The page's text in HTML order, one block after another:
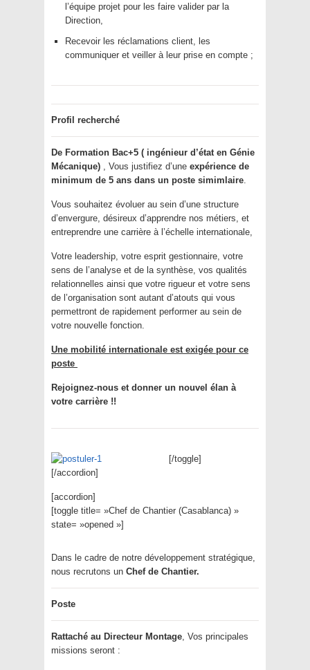
l’équipe projet pour les faire valider par la
Direction,
Recevoir les réclamations client, les
communiquer et veiller à leur prise en compte ;
Profil recherché
De Formation Bac+5 ( ingénieur d’état en Génie
Mécanique)
, Vous justifiez d’une expérience de
minimum de 5 ans dans un poste simimlaire
Vous souhaitez évoluer au sein d’une structure
d’envergure, désireux d’apprendre nos métiers, et
entreprendre une carrière à l’échelle internationale,
Votre leadership, votre esprit gestionnaire, votre
sens de l’analyse et de la synthèse, vos qualités
relationnelles ainsi que votre rigueur et votre sens
de l’organisation sont autant d’atouts qui vous
permettront de rapidement performer au sein de
votre nouvelle fonction.
Une mobilité internationale est exigée pour ce
poste
Rejoignez-nous et donner un nouvel élan à
votre carrière !!
[/toggle]
[/accordion]
[accordion]
[toggle title= »Chef de Chantier (Casablanca) »
state= »opened »]
Dans le cadre de notre développement stratégique,
nous recrutons un Chef de Chantier.
Poste
Rattaché au Directeur Montage , Vos principales
missions seront :